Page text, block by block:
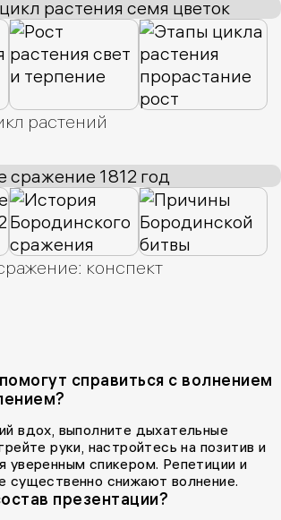
растений
конспект
справиться с волнением
вдох, выполните дыхательные
руки, настройтесь на позитив и
уверенным спикером. Репетиции и
существенно снижают волнение.
презентации?